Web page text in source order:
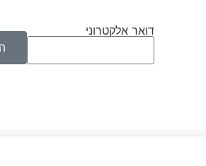
דואר אלקטרוני